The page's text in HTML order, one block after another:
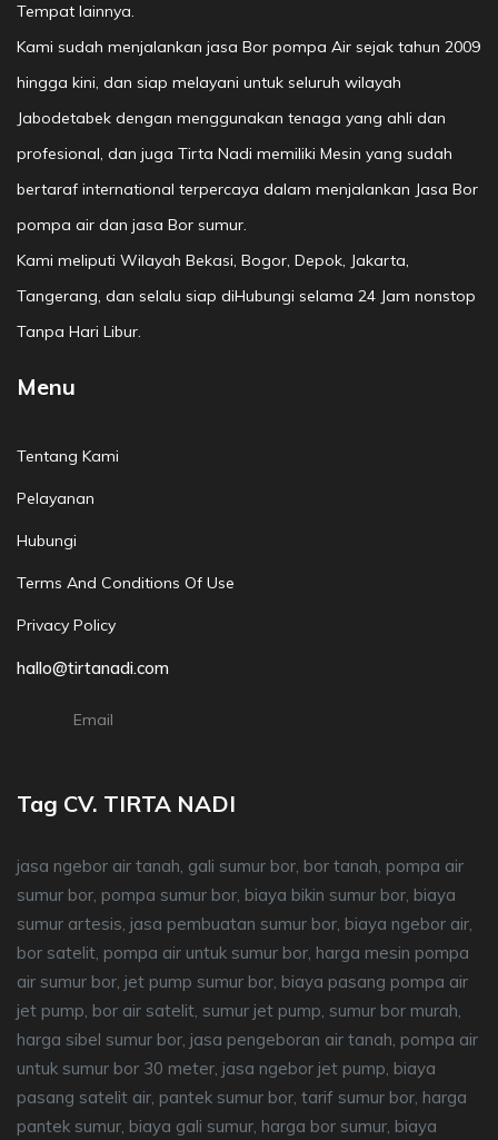
Tempat lainnya.
Kami sudah menjalankan jasa Bor pompa Air sejak tahun 2009
hingga kini, dan siap melayani untuk seluruh wilayah
Jabodetabek dengan menggunakan tenaga yang ahli dan
profesional, dan juga Tirta Nadi memiliki Mesin yang sudah
bertaraf international terpercaya dalam menjalankan Jasa Bor
pompa air dan jasa Bor sumur.
Kami meliputi Wilayah Bekasi, Bogor, Depok, Jakarta,
Tangerang, dan selalu siap diHubungi selama 24 Jam nonstop
Tanpa Hari Libur.
Menu
Tentang Kami
Pelayanan
Hubungi
Terms And Conditions Of Use
Privacy Policy
hallo@tirtanadi.com
Email
Tag CV. TIRTA NADI
jasa ngebor air tanah, gali sumur bor, bor tanah, pompa air
sumur bor, pompa sumur bor, biaya bikin sumur bor, biaya
sumur artesis, jasa pembuatan sumur bor, biaya ngebor air,
bor satelit, pompa air untuk sumur bor, harga mesin pompa
air sumur bor, jet pump sumur bor, biaya pasang pompa air
jet pump, bor air satelit, sumur jet pump, sumur bor murah,
harga sibel sumur bor, jasa pengeboran air tanah, pompa air
untuk sumur bor 30 meter, jasa ngebor jet pump, biaya
pasang satelit air, pantek sumur bor, tarif sumur bor, harga
pantek sumur, biaya gali sumur, harga bor sumur, biaya